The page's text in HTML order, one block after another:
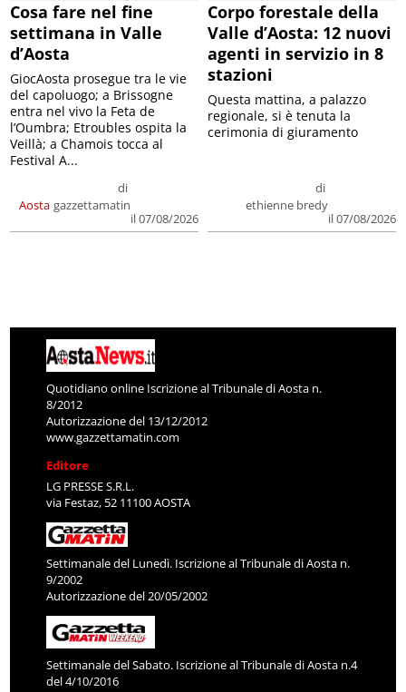
Cosa fare nel fine
settimana in Valle
d’Aosta
Aosta
di
gazzettamatin
il 07/08/2026
GiocAosta prosegue tra le vie
del capoluogo; a Brissogne
entra nel vivo la Feta de
l’Oumbra; Etroubles ospita la
Veillà; a Chamois tocca al
Festival A...
Corpo forestale della
Valle d’Aosta: 12 nuovi
agenti in servizio in 8
stazioni
di
ethienne bredy
il 07/08/2026
Questa mattina, a palazzo
regionale, si è tenuta la
cerimonia di giuramento
Quotidiano online Iscrizione al Tribunale di Aosta n.
8/2012
Autorizzazione del 13/12/2012
www.gazzettamatin.com
Editore
LG PRESSE S.R.L.
via Festaz, 52 11100 AOSTA
Settimanale del Lunedì. Iscrizione al Tribunale di Aosta n.
9/2002
Autorizzazione del 20/05/2002
Settimanale del Sabato. Iscrizione al Tribunale di Aosta n.4
del 4/10/2016